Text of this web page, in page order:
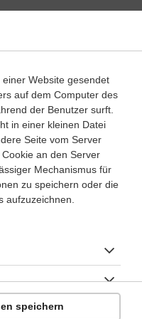
bestimmen?
oder prädikativ ist?
in Latein aussehen?
und Übungen
oder auch aus
auch allein
immer eine
Funktion
und bestimmen
Website gesendet
auf dem Computer des
der Benutzer surft.
in einer kleinen Datei
Seite vom Server
an den Server
Mechanismus für
zu speichern oder die
aufzuzeichnen.
speichern